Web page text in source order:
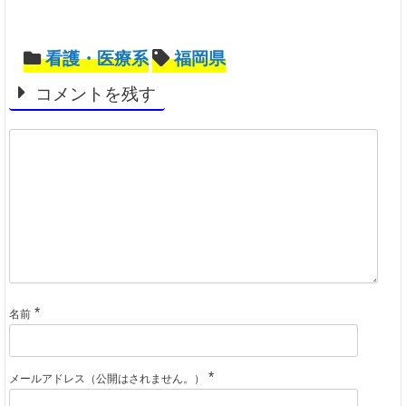
看護・医療系
福岡県
コメントを残す
名前 *
メールアドレス（公開はされません。） *